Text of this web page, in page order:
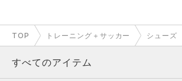
TOP トレーニング＋サッカー シューズ
すべてのアイテム